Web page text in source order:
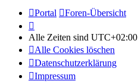
Portal Foren-Übersicht
Alle Zeiten sind UTC+02:00
Alle Cookies löschen
Datenschutzerklärung
Impressum